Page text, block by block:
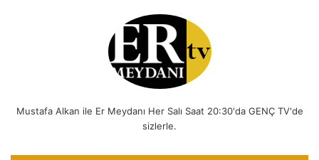
Mustafa Alkan ile Er Meydanı Her Salı Saat 20:30'da GENÇ TV'de
sizlerle.